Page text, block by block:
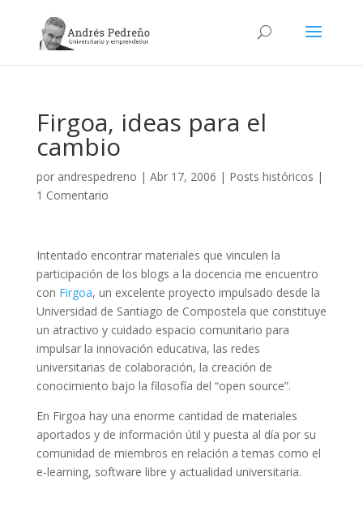
Firgoa, ideas para el
cambio
por andrespedreno | Abr 17, 2006 | Posts históricos |
1 Comentario
Intentado encontrar materiales que vinculen la
participación de los blogs a la docencia me encuentro
con Firgoa, un excelente proyecto impulsado desde la
Universidad de Santiago de Compostela que constituye
un atractivo y cuidado espacio comunitario para
impulsar la innovación educativa, las redes
universitarias de colaboración, la creación de
conocimiento bajo la filosofía del “open source”.
En Firgoa hay una enorme cantidad de materiales
aportados y de información útil y puesta al día por su
comunidad de miembros en relación a temas como el
e-learning, software libre y actualidad universitaria.